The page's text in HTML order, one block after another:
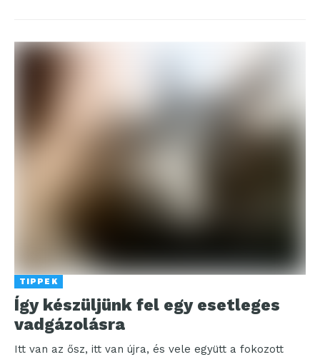
TIPPEK
Így készüljünk fel egy esetleges
vadgázolásra
Itt van az ősz, itt van újra, és vele együtt a fokozott